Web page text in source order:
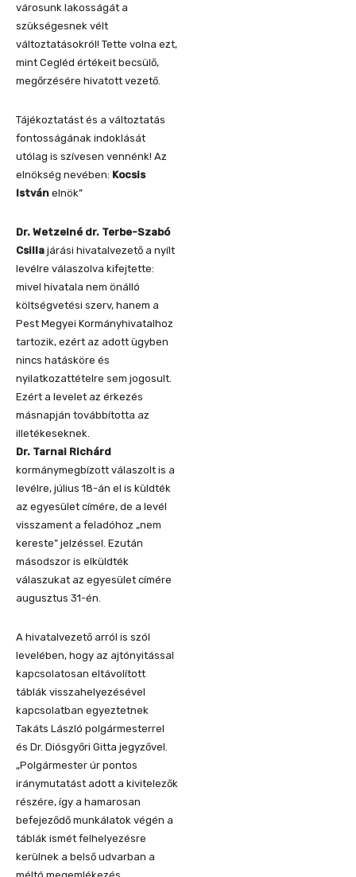
városunk lakosságát a
szükségesnek vélt
változtatásokról! Tette volna ezt,
mint Cegléd értékeit becsülő,
megőrzésére hivatott vezető.
Tájékoztatást és a változtatás
fontosságának indoklását
utólag is szívesen vennénk! Az
elnökség nevében: Kocsis
István elnök”
Dr. Wetzelné dr. Terbe-Szabó
Csilla járási hivatalvezető a nyílt
levélre válaszolva kifejtette:
mivel hivatala nem önálló
költségvetési szerv, hanem a
Pest Megyei Kormányhivatalhoz
tartozik, ezért az adott ügyben
nincs hatásköre és
nyilatkozattételre sem jogosult.
Ezért a levelet az érkezés
másnapján továbbította az
illetékeseknek.
Dr. Tarnai Richárd
kormánymegbízott válaszolt is a
levélre, július 18-án el is küldték
az egyesület címére, de a levél
visszament a feladóhoz „nem
kereste” jelzéssel. Ezután
másodszor is elküldték
válaszukat az egyesület címére
augusztus 31-én.
A hivatalvezető arról is szól
levelében, hogy az ajtónyitással
kapcsolatosan eltávolított
táblák visszahelyezésével
kapcsolatban egyeztetnek
Takáts László polgármesterrel
és Dr. Diósgyőri Gitta jegyzővel.
„Polgármester úr pontos
iránymutatást adott a kivitelezők
részére, így a hamarosan
befejeződő munkálatok végén a
táblák ismét felhelyezésre
kerülnek a belső udvarban a